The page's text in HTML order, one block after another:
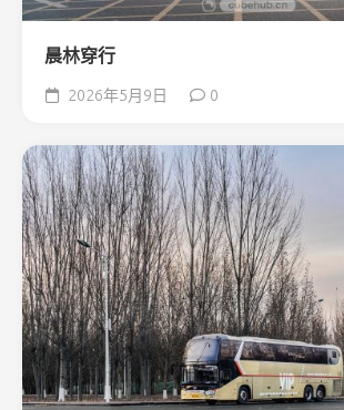
晨林穿行
2026年5月9日 0